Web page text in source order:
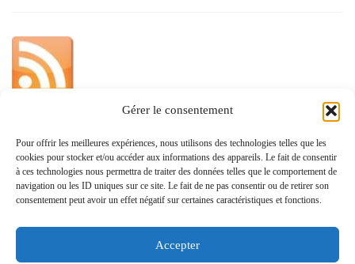
Gérer le consentement
Pour offrir les meilleures expériences, nous utilisons des technologies telles que les
cookies pour stocker et/ou accéder aux informations des appareils. Le fait de consentir
à ces technologies nous permettra de traiter des données telles que le comportement de
navigation ou les ID uniques sur ce site. Le fait de ne pas consentir ou de retirer son
consentement peut avoir un effet négatif sur certaines caractéristiques et fonctions.
Accepter
»
Politique de confidentialité